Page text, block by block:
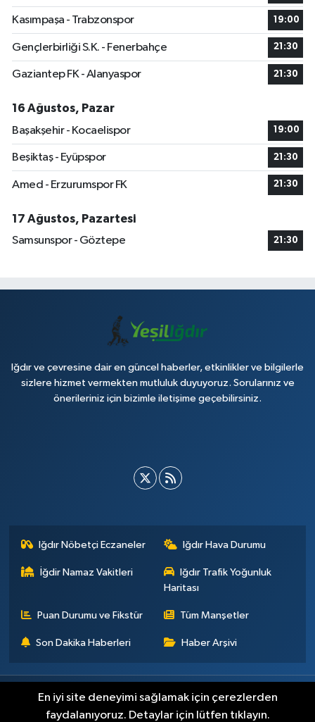
Kasımpaşa - Trabzonspor 19:00
Gençlerbirliği S.K. - Fenerbahçe 21:30
Gaziantep FK - Alanyaspor 21:30
16 Ağustos, Pazar
Başakşehir - Kocaelispor
19:00
Beşiktaş - Eyüpspor 21:30
Amed - Erzurumspor FK 21:30
17 Ağustos, Pazartesi
Samsunspor - Göztepe
21:30
Iğdır ve çevresine dair en güncel haberler, etkinlikler ve bilgilerle
sizlere hizmet vermekten mutluluk duyuyoruz. Sorularınız ve
önerileriniz için bizimle iletişime geçebilirsiniz.
Iğdır Nöbetçi Eczaneler Iğdır Hava Durumu
İğdir Namaz Vakitleri
Iğdır Trafik Yoğunluk
Haritası
Puan Durumu ve Fikstür Tüm Manşetler
Son Dakika Haberleri Haber Arşivi
Künye İletişim Çerez Politikası Gizlilik ilkeleri
En iyi site deneyimi sağlamak için çerezlerden
faydalanıyoruz. Detaylar için lütfen tıklayın.